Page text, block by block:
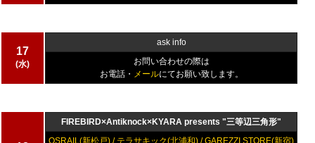
17
(水)
ask info
お問い合わせの際は
お電話・ メールにてお願い致します。
FIREBIRD×Antiknock×KYARA presents "三等辺三角形"
OSRAIL(新松戸) / テラサキック(北浦和) / GAREZZI STORE(新宿)